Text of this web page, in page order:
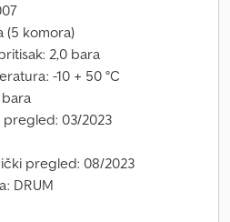
(5 komora)
2,0 bara
-10 + 50 °C
03/2023
pregled: 08/2023
DRUM